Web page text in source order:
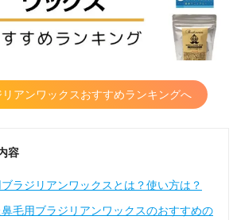
アンワックスおすすめランキングへ
容
ラジリアンワックスとは？使い方は？
毛用ブラジリアンワックスのおすすめの